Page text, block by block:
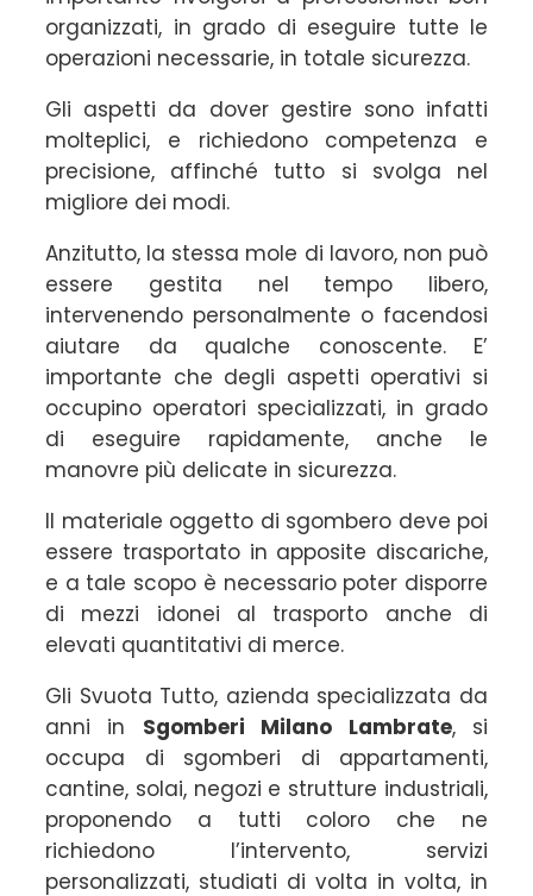
organizzati, in grado di eseguire tutte le
operazioni necessarie, in totale sicurezza.
Gli aspetti da dover gestire sono infatti
molteplici, e richiedono competenza e
precisione, affinché tutto si svolga nel
migliore dei modi.
Anzitutto, la stessa mole di lavoro, non può
essere gestita nel tempo libero,
intervenendo personalmente o facendosi
aiutare da qualche conoscente. E’
importante che degli aspetti operativi si
occupino operatori specializzati, in grado
di eseguire rapidamente, anche le
manovre più delicate in sicurezza.
Il materiale oggetto di sgombero deve poi
essere trasportato in apposite discariche,
e a tale scopo è necessario poter disporre
di mezzi idonei al trasporto anche di
elevati quantitativi di merce.
Gli Svuota Tutto, azienda specializzata da
anni in Sgomberi Milano Lambrate, si
occupa di sgomberi di appartamenti,
cantine, solai, negozi e strutture industriali,
proponendo a tutti coloro che ne
richiedono l’intervento, servizi
personalizzati, studiati di volta in volta, in